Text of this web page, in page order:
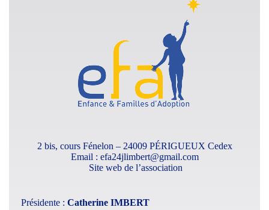
2 bis, cours Fénelon – 24009 PÉRIGUEUX Cedex
Email : efa24jlimbert@gmail.com
Site web de l’association
Présidente : Catherine IMBERT